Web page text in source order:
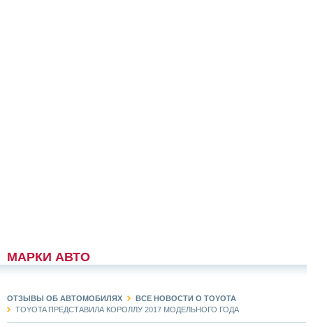
МАРКИ АВТО
ОТЗЫВЫ ОБ АВТОМОБИЛЯХ
ВСЕ НОВОСТИ О TOYOTA
TOYOTA ПРЕДСТАВИЛА КОРОЛЛУ 2017 МОДЕЛЬНОГО ГОДА